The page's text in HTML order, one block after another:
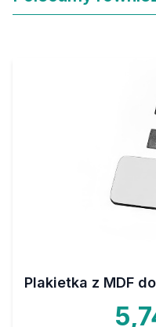
Plakietka z MDF